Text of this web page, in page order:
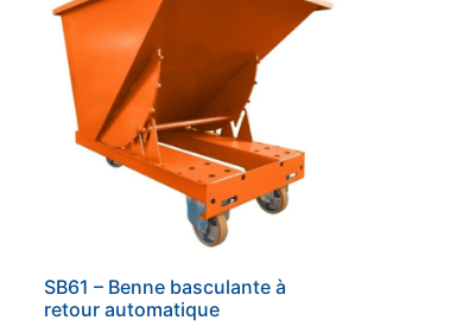
SB61 – Benne basculante à
retour automatique